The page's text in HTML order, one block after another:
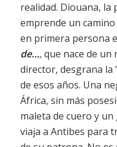
realidad. Diouana, la
emprende un
en primera persona
de…,que nace de un
director, desgrana la
de esos años. Una
África, sin más
maleta de cuero y
viaja a Antibes para